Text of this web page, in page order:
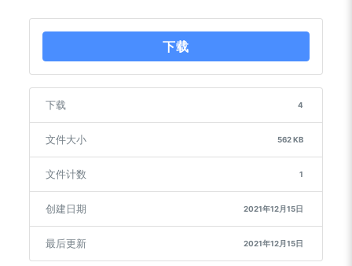
下载
下载 4
文件大小 562 KB
文件计数 1
创建日期 2021年12月15日
最后更新 2021年12月15日